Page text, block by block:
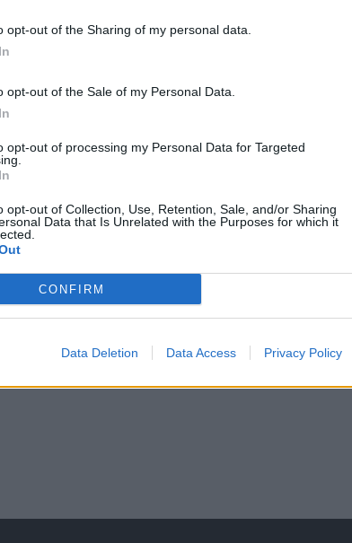
opt-out of the Sharing of my personal data.
opt-out of the Sale of my Personal Data.
opt-out of processing my Personal Data for Targeted
opt-out of Collection, Use, Retention, Sale, and/or Sharing
Data that Is Unrelated with the Purposes for which it
CONFIRM
Data Deletion Data Access Privacy Policy
csak a Hortobágyi Nemzeti Park engedélyével
védett természeti érték, a Hortobágyi
terület, amelyet felvettek a
sorába.
turistákat.